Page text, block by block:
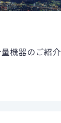
機器のご